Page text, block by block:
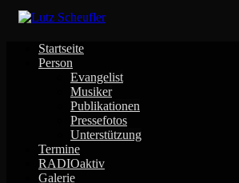
Skip
content
Startseite
Person
Evangelist
Musiker
Publikationen
Pressefotos
Unterstützung
Termine
RADIOaktiv
Galerie